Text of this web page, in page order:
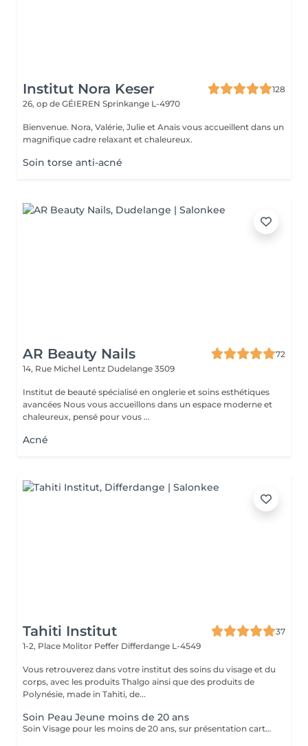
Institut Nora Keser
128
26, op de GÉIEREN Sprinkange L-4970
Bienvenue. Nora, Valérie, Julie et Anaïs vous accueillent dans un
magnifique cadre relaxant et chaleureux.
Soin torse anti-acné
AR Beauty Nails
72
14, Rue Michel Lentz Dudelange 3509
Institut de beauté spécialisé en onglerie et soins esthétiques
avancées Nous vous accueillons dans un espace moderne et
chaleureux, pensé pour vous ...
Acné
Tahiti Institut
37
1-2, Place Molitor Peffer Differdange L-4549
Vous retrouverez dans votre institut des soins du visage et du
corps, avec les produits Thalgo ainsi que des produits de
Polynésie, made in Tahiti, de...
Soin Peau Jeune moins de 20 ans
Soin Visage pour les moins de 20 ans, sur présentation carte d'identité. Soin nettoyant et traitant. Pour peau jeune à imperfections.